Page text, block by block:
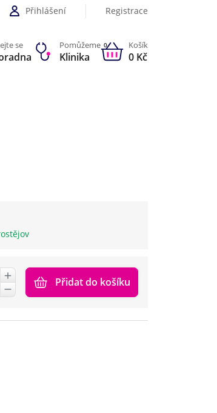
Přihlášení Registrace
se Pomůžeme
Klinika
0 Košík
0 Kč
Přidat do košíku